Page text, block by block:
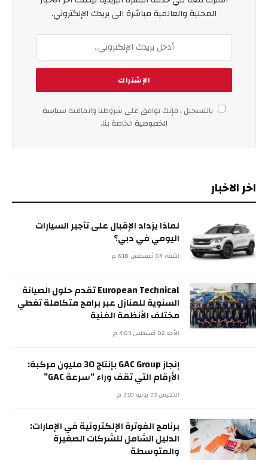
المحلية والعالمية مباشرة الى بريدك الإلكتروني.
بالتسجيل ، فإنك توافق على شروطنا واتفاقية سياسة
الخصوصية الخاصة بنا.
اخر الاخبار
لماذا يزداد الإقبال على تأجير السيارات
اليومي في دبي؟
الثلاثاء 04 أغسطس 6:18 م
European Technical تقدم حلول الصيانة
السنوية للمنازل عبر برامج متكاملة تغطي
مختلف الأنظمة الفنية
الأحد 02 أغسطس 4:09 م
إنجاز GAC Group بإنتاج 30 مليون مركبة:
الأرقام التي تقف وراء “سرعة GAC”
الخميس 23 يوليو 3:10 م
برنامج الفوترة الإلكترونية في الإمارات:
الدليل الشامل للشركات الصغيرة
والمتوسطة